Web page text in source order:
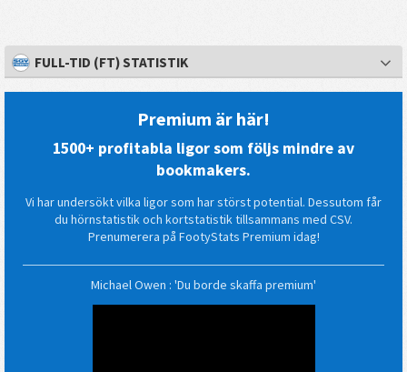
FULL-TID (FT) STATISTIK
Premium är här!
1500+ profitabla ligor som följs mindre av
bookmakers.
Vi har undersökt vilka ligor som har störst potential. Dessutom får
du hörnstatistik och kortstatistik tillsammans med CSV.
Prenumerera på FootyStats Premium idag!
Michael Owen : 'Du borde skaffa premium'